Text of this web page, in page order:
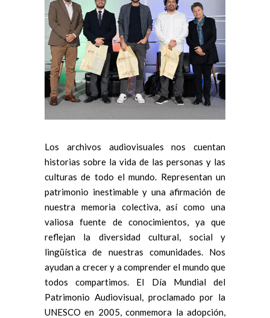
Los archivos audiovisuales nos cuentan
historias sobre la vida de las personas y las
culturas de todo el mundo. Representan un
patrimonio inestimable y una afirmación de
nuestra memoria colectiva, así como una
valiosa fuente de conocimientos, ya que
reflejan la diversidad cultural, social y
lingüística de nuestras comunidades. Nos
ayudan a crecer y a comprender el mundo que
todos compartimos. El Día Mundial del
Patrimonio Audiovisual, proclamado por la
UNESCO en 2005, conmemora la adopción,